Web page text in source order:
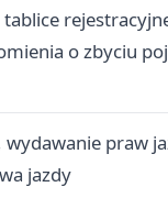
tablice
o zbyciu
praw
jazdy